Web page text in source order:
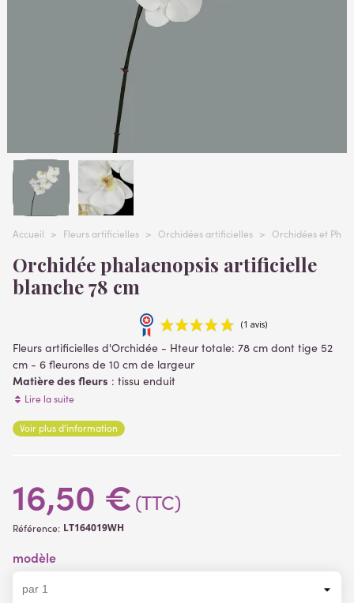
Accueil > Fleurs artificielles > Orchidées artificielles > Orchidées et
Orchidée phalaenopsis artificielle
blanche 78 cm
Fleurs artificielles d'Orchidée - Hteur totale: 78 cm dont tige 52
cm - 6 fleurons de 10 cm de largeur
Matière des fleurs : tissu enduit
Matière de la branche
position souhaitée
Lire la suite
Voir plus d'information
16,50 € (TTC)
Référence: LT164019WH
modèle